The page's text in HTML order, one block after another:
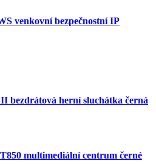
venkovní bezpečnostní IP
bezdrátová herní sluchátka černá
multimediální centrum černé